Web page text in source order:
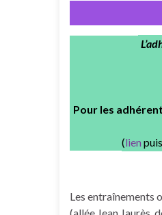
Pour les
(lien
Les entraînements